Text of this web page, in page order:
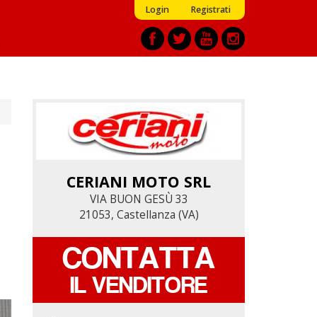
Login Registrati
CERIANI MOTO SRL
VIA BUON GESÙ 33
21053, Castellanza (VA)
CONTATTA
IL VENDITORE
CERIANI MOTO SRL
VIA BUON GESÙ 33
21053, Castellanza (VA)
CONTATTA
IL VENDITORE